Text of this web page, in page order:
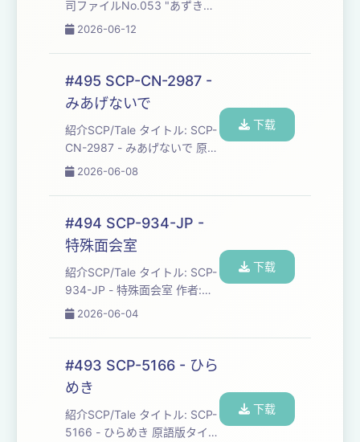
司ファイルNo.053 "あずき軍
艦" 原語版タイトル: 闇壽司檔
BenjaminChong 原語版作者:
minmasterqw ソース:
http://scp-
jp.wikidot.com/yamizushi-
file-053 原語版ソース:
http://scp-zh-
tr.wikidot.com/yami...
2026-06-12
#495 SCP-CN-2987 -
みあげないで
紹介SCP/Tale タイトル: SCP-
CN-2987 - みあげないで 原語
版タイトル: SCP-CN-2987 -
作者: Sharethesilence ソース:
http://scp-
jp.wikidot.com/scp-cn-2987
原語版ソース: http://scp-
wiki-cn.wikidot.com/scp-cn-
2987 ...
2026-06-08
下载
#494 SCP-934-JP -
特殊面会室
紹介SCP/Tale タイトル: SCP-
934-JP - 特殊面会室 作者:
Utsuki_K ソース: http://scp-
ライセンス: CC BY-SA 3.0 作
成年: 2018 SCP財団とは:
https://ja.wikipedia.org/wiki/
©️SCP財団 htt...
2026-06-04
下载
#493 SCP-5166 - ひら
めき
紹介SCP/Tale タイトル: SCP-
5166 - ひらめき 原語版タイト
下载